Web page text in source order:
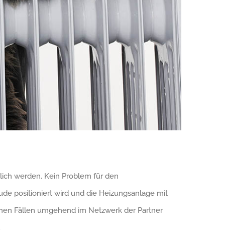
werden. Kein Problem für den
positioniert wird und die Heizungsanlage mit
Fällen umgehend im Netzwerk der Partner